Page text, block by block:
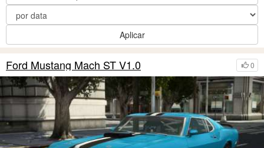
Aplicar
0
Ford Mustang Mach ST V1.0